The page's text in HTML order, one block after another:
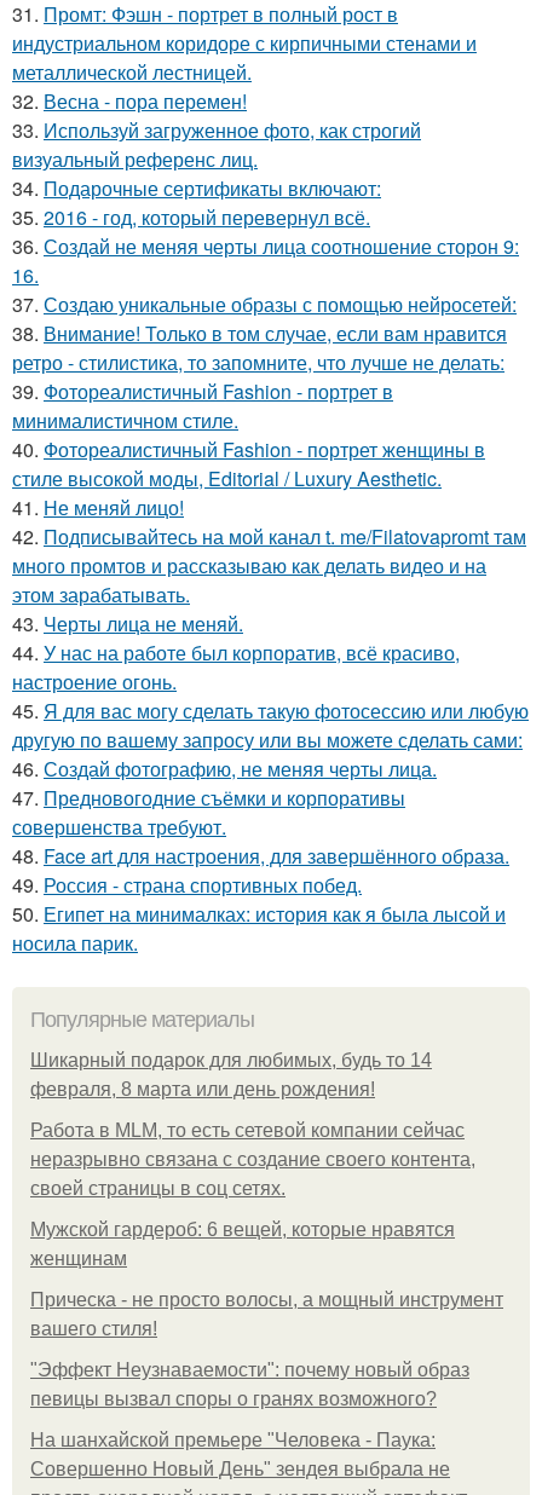
31. Промт: Фэшн - портрет в полный рост в
индустриальном коридоре с кирпичными стенами и
металлической лестницей.
32. Весна - пора перемен!
33. Используй загруженное фото, как строгий
визуальный референс лиц.
34. Подарочные сертификаты включают:
35. 2016 - год, который перевернул всё.
36. Создай не меняя черты лица соотношение сторон 9:
16.
37. Создаю уникальные образы с помощью нейросетей:
38. Внимание! Только в том случае, если вам нравится
ретро - стилистика, то запомните, что лучше не делать:
39. Фотореалистичный Fashion - портрет в
минималистичном стиле.
40. Фотореалистичный Fashion - портрет женщины в
стиле высокой моды, Editorial / Luxury Aesthetic.
41. Не меняй лицо!
42. Подписывайтесь на мой канал t. me/Filatovapromt там
много промтов и рассказываю как делать видео и на
этом зарабатывать.
43. Черты лица не меняй.
44. У нас на работе был корпоратив, всё красиво,
настроение огонь.
45. Я для вас могу сделать такую фотосессию или любую
другую по вашему запросу или вы можете сделать сами:
46. Создай фотографию, не меняя черты лица.
47. Предновогодние съёмки и корпоративы
совершенства требуют.
48. Face art для настроения, для завершённого образа.
49. Россия - страна спортивных побед.
50. Египет на минималках: история как я была лысой и
носила парик.
Популярные материалы
Шикарный подарок для любимых, будь то 14
февраля, 8 марта или день рождения!
Работа в MLM, то есть сетевой компании сейчас
неразрывно связана с создание своего контента,
своей страницы в соц сетях.
Мужской гардероб: 6 вещей, которые нравятся
женщинам
Прическа - не просто волосы, а мощный инструмент
вашего стиля!
"Эффект Неузнаваемости": почему новый образ
певицы вызвал споры о гранях возможного?
На шанхайской премьере "Человека - Паука:
Совершенно Новый День" зендея выбрала не